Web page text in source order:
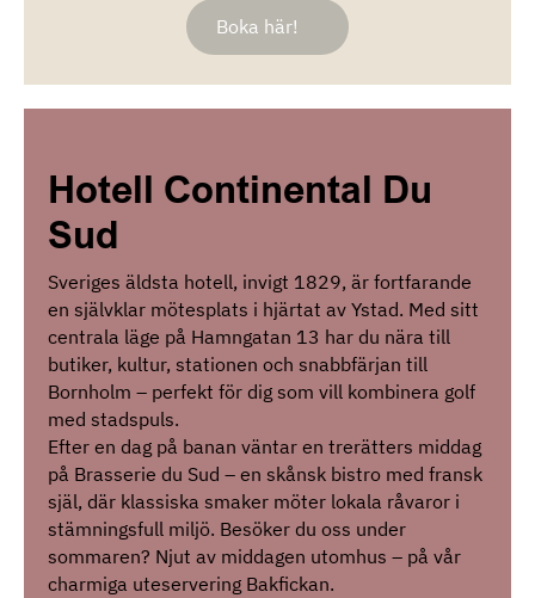
Boka här!
Hotell Continental Du
Sud
Sveriges äldsta hotell, invigt 1829, är fortfarande
en självklar mötesplats i hjärtat av Ystad. Med sitt
centrala läge på Hamngatan 13 har du nära till
butiker, kultur, stationen och snabbfärjan till
Bornholm – perfekt för dig som vill kombinera golf
med stadspuls.
Efter en dag på banan väntar en trerätters middag
på Brasserie du Sud – en skånsk bistro med fransk
själ, där klassiska smaker möter lokala råvaror i
stämningsfull miljö. Besöker du oss under
sommaren? Njut av middagen utomhus – på vår
charmiga uteservering Bakfickan.